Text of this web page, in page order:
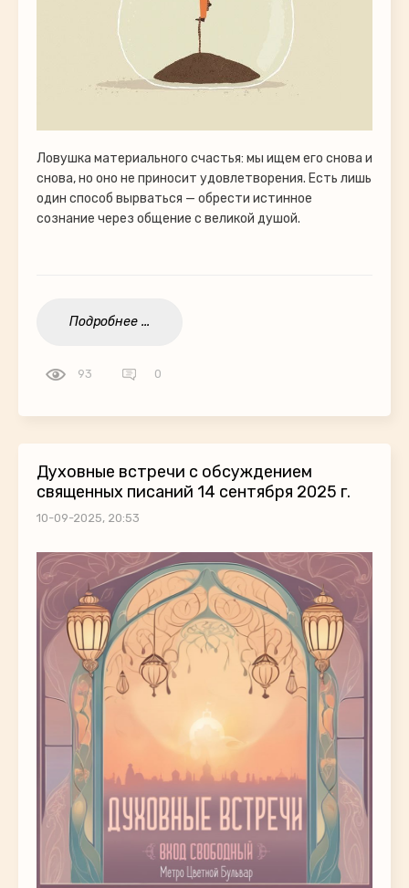
Ловушка материального счастья: мы ищем его снова и
снова, но оно не приносит удовлетворения. Есть лишь
один способ вырваться — обрести истинное
сознание через общение с великой душой.
Подробнее ...
93 0
Духовные встречи с обсуждением
священных писаний 14 сентября 2025 г.
10-09-2025, 20:53